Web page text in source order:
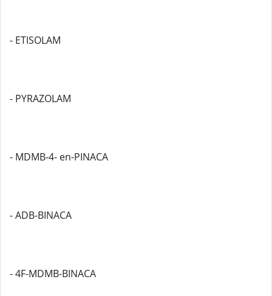
- ETISOLAM
- PYRAZOLAM
- MDMB-4- en-PINACA
- ADB-BINACA
- 4F-MDMB-BINACA